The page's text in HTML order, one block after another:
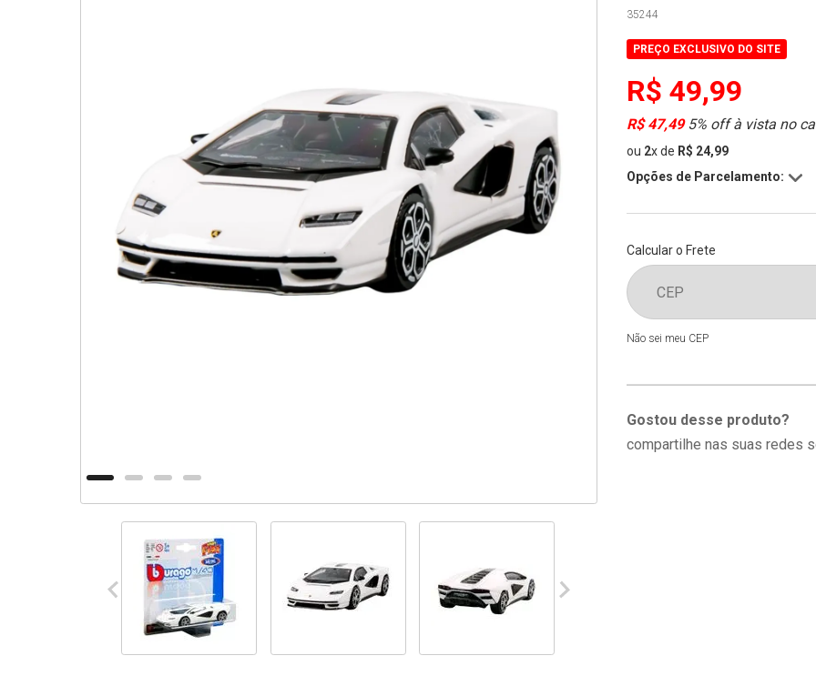
35244
PREÇO EXCLUSIVO DO SITE
R$ 49,99
R$ 47,495% off à vista no
ou 2xde R$ 24,99
Opções de Parcelamento:
Calcular o Frete
Não sei meu CEP
Gostou desse produto?
compartilhe nas suas redes